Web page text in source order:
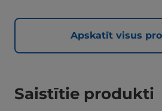
Apskatīt visus
Saistītie produkti